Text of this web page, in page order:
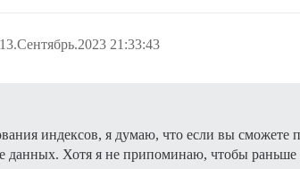
13.Сентябрь.2023 21:33:43
индексов, я думаю, что если вы сможете
данных. Хотя я не припоминаю, чтобы